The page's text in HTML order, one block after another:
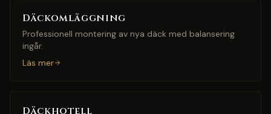
Däckomläggning
Professionell montering av nya däck med balansering
ingår.
Läs mer
Däckhotell